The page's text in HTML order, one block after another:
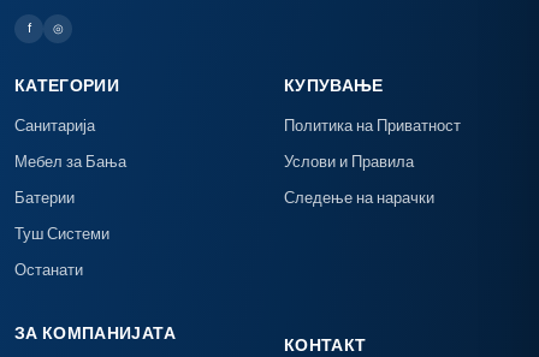
f ◎
КАТЕГОРИИ
Санитарија
Мебел за Бања
Батерии
Туш Системи
Останати
КУПУВАЊЕ
Политика на Приватност
Услови и Правила
Следење на нарачки
ЗА КОМПАНИЈАТА КОНТАКТ